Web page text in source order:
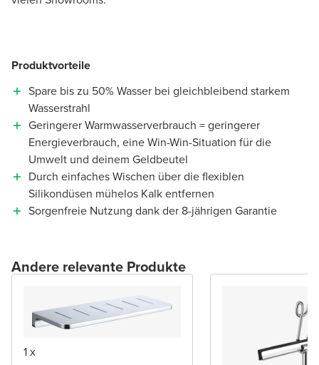
Produktvorteile
Spare bis zu 50% Wasser bei gleichbleibend starkem
Wasserstrahl
Geringerer Warmwasserverbrauch = geringerer
Energieverbrauch, eine Win-Win-Situation für die
Umwelt und deinem Geldbeutel
Durch einfaches Wischen über die flexiblen
Silikondüsen mühelos Kalk entfernen
Sorgenfreie Nutzung dank der 8-jährigen Garantie
Andere relevante Produkte
1 x